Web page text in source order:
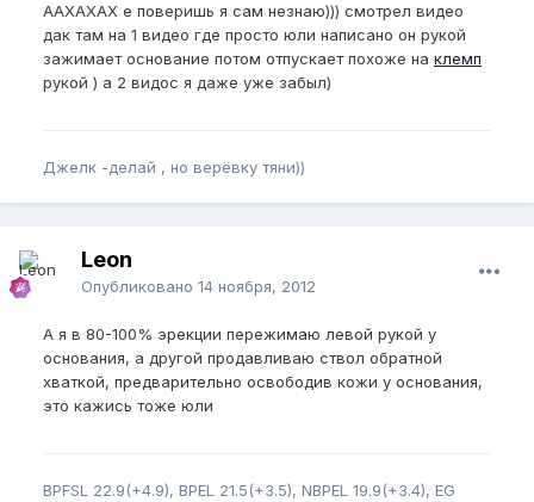
ААХАХАХ е поверишь я сам незнаю))) смотрел видео
дак там на 1 видео где просто юли написано он рукой
зажимает основание потом отпускает похоже на клемп
рукой ) а 2 видос я даже уже забыл)
Джелк -делай , но верёвку тяни))
Leon
Опубликовано 14 ноября, 2012
А я в 80-100% эрекции пережимаю левой рукой у
основания, а другой продавливаю ствол обратной
хваткой, предварительно освободив кожи у основания,
это кажись тоже юли
BPFSL 22.9(+4.9), BPEL 21.5(+3.5), NBPEL 19.9(+3.4), EG